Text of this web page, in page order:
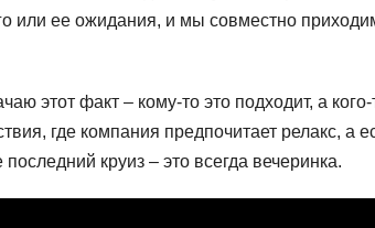
или ее ожидания, и мы совместно
этот факт – кому-то это подходит, а кого-
где компания предпочитает релакс, а
круиз – это всегда вечеринка.